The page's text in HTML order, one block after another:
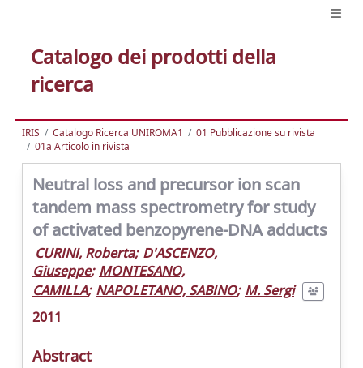
Catalogo dei prodotti della
ricerca
IRIS Catalogo Ricerca UNIROMA1
01 Pubblicazione su rivista
01a Articolo in rivista
Neutral loss and precursor ion scan
tandem mass spectrometry for study
of activated benzopyrene-DNA adducts
CURINI, Roberta; D'ASCENZO,
Giuseppe; MONTESANO,
CAMILLA; NAPOLETANO, SABINO; M. Sergi
2011
Abstract